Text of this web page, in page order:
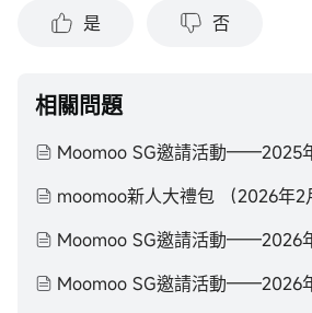
是 否
相關問題
moomoo新人大禮包 （2026年2
Moomoo SG邀請活動——2026
Moomoo SG邀請活動——2026